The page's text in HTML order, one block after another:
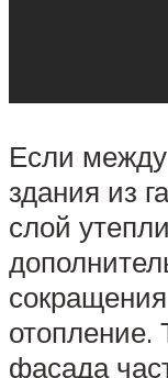
Если
здания из
слой
отопление.
фасада